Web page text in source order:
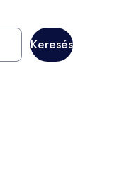
Keresés